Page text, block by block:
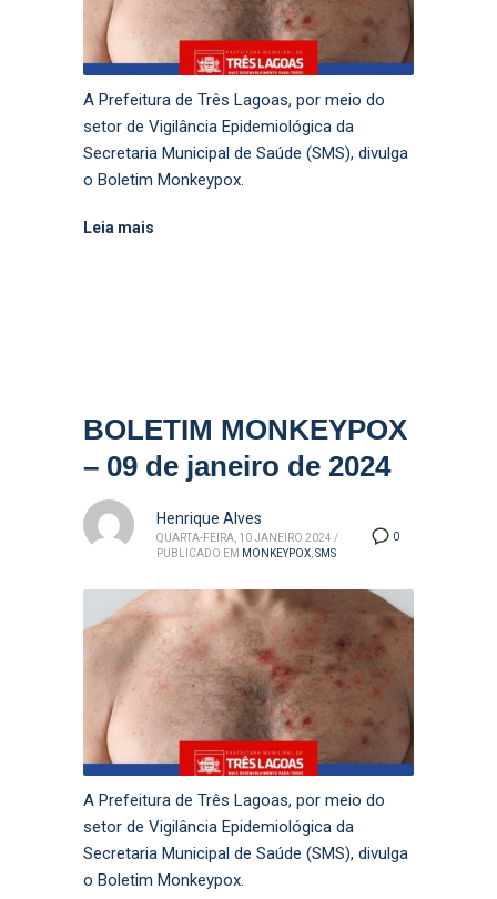
A Prefeitura de Três Lagoas, por meio do
setor de Vigilância Epidemiológica da
Secretaria Municipal de Saúde (SMS), divulga
o Boletim Monkeypox.
Leia mais
BOLETIM MONKEYPOX
– 09 de janeiro de 2024
0
Henrique Alves
QUARTA-FEIRA, 10 JANEIRO 2024 /
PUBLICADO EM MONKEYPOX SMS
A Prefeitura de Três Lagoas, por meio do
setor de Vigilância Epidemiológica da
Secretaria Municipal de Saúde (SMS), divulga
o Boletim Monkeypox.